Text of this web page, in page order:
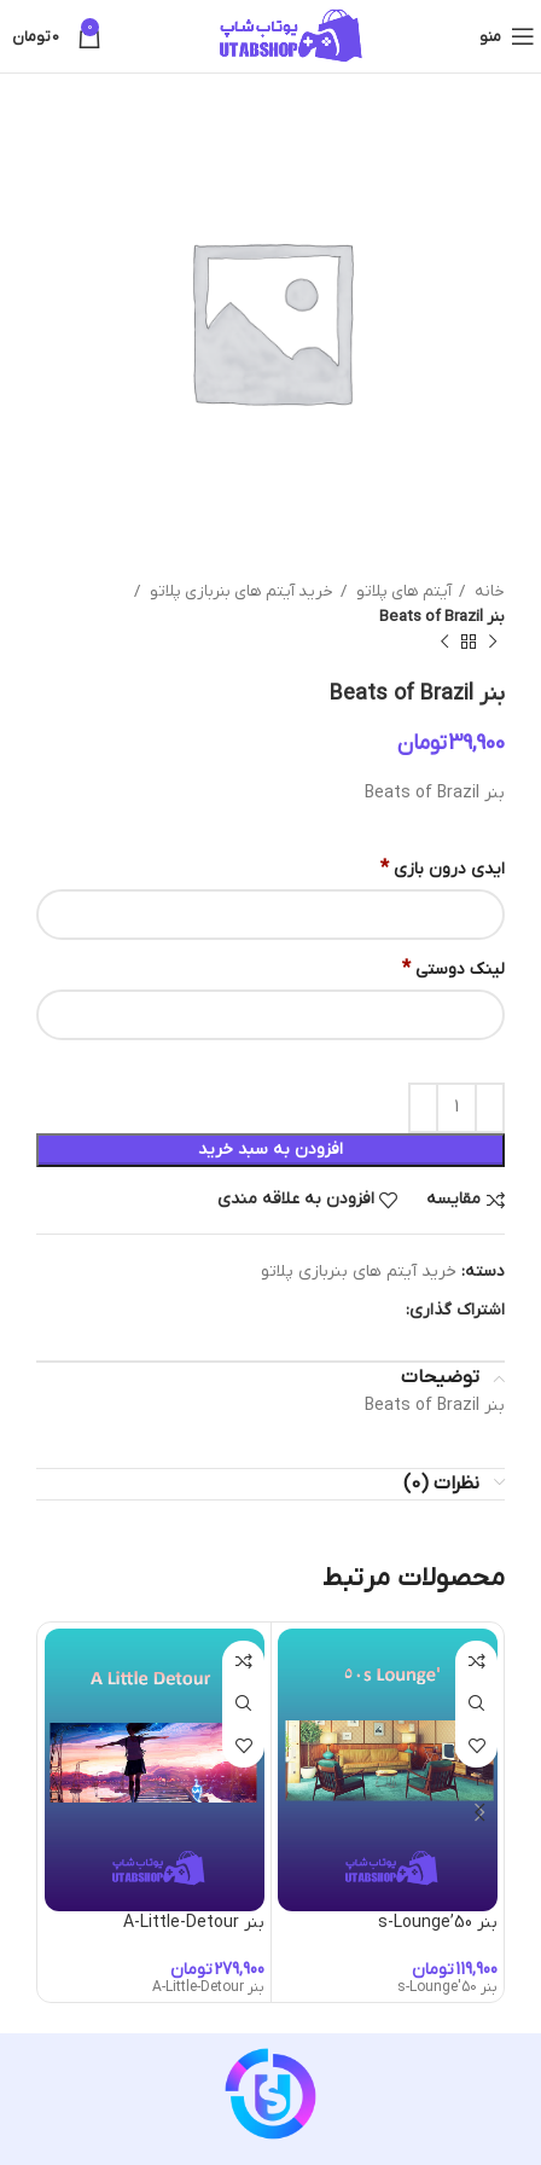
منو 0
0تومان
خانه آیتم های پلاتو
خرید آیتم های بنربازی پلاتو
بنر Beats of Brazil
بنر Beats of Brazil
تومان
بنر Beats of Brazil
ایدی درون بازی *
لینک دوستی *
افزودن به سبد خرید
مقایسه افزودن به علاقه مندی
دسته: خرید آیتم های بنربازی پلاتو
اشتراک گذاری:
توضیحات
بنر Beats of Brazil
نظرات (0)
محصولات مرتبط
بنر 50’s-Lounge
تومان
بنر 50's-Lounge
بنر A-Little-Detour
تومان
بنر A-Little-Detour